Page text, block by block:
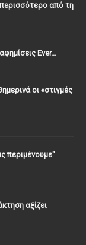
από τη
Ever...
οι «στιγμές
περιμένουμε"
αξίζει